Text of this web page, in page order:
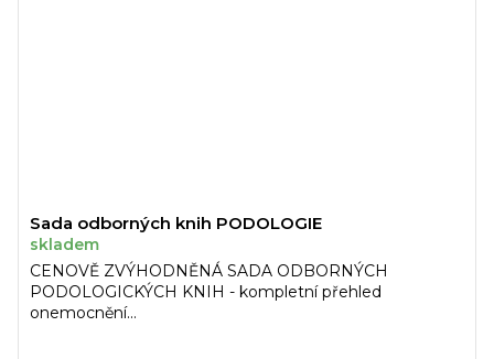
Sada odborných knih PODOLOGIE
skladem
CENOVĚ ZVÝHODNĚNÁ SADA ODBORNÝCH
PODOLOGICKÝCH KNIH - kompletní přehled
onemocnění...